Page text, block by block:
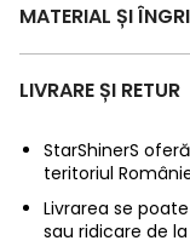
MATERIAL ȘI
LIVRARE ȘI RETUR
StarShinerS
teritoriul
Livrarea se
sau ridicare de la